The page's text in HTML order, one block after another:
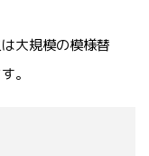
大規模の模様替
。